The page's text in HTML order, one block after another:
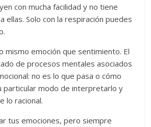
con mucha facilidad y no tiene
ellas. Solo con la respiración puedes
mismo emoción que sentimiento. El
de procesos mentales asociados
no es lo que pasa o cómo
particular modo de interpretarlo y
lo racional.
tus emociones, pero siempre